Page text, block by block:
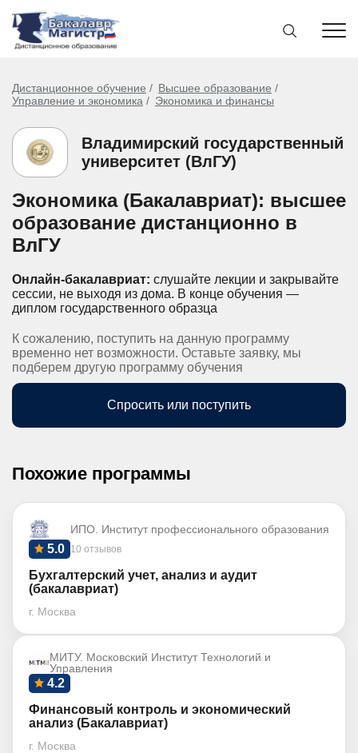
Дистанционное обучение
Высшее образование
Управление и экономика
Экономика и финансы
Владимирский государственный
университет (ВлГУ)
Экономика (Бакалавриат): высшее
образование дистанционно в
ВлГУ
Онлайн-бакалавриат: слушайте лекции и закрывайте
сессии, не выходя из дома. В конце обучения —
диплом государственного образца
К сожалению, поступить на данную программу
временно нет возможности. Оставьте заявку, мы
подберем другую программу обучения
Спросить или поступить
Похожие программы
ИПО. Институт профессионального образования
10 отзывов
5.0
Бухгалтерский учет, анализ и аудит
(бакалавриат)
г. Москва
МИТУ. Московский Институт Технологий и
Управления
4.2
Финансовый контроль и экономический
анализ (Бакалавриат)
г. Москва